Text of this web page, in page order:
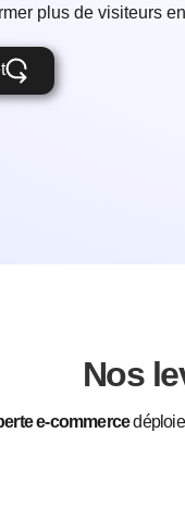
plus de visiteurs
Nos
e-commercedéploie